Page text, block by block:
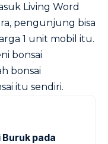
Living Word
pengunjung bisa
1 unit mobil itu.
bonsai
bonsai
itu sendiri.
Buruk pada